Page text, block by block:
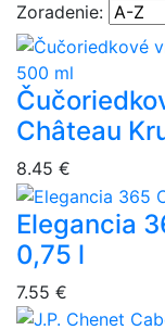
Zoradenie:
Château
8.45 €
Elegancia
0,75 l
7.55 €